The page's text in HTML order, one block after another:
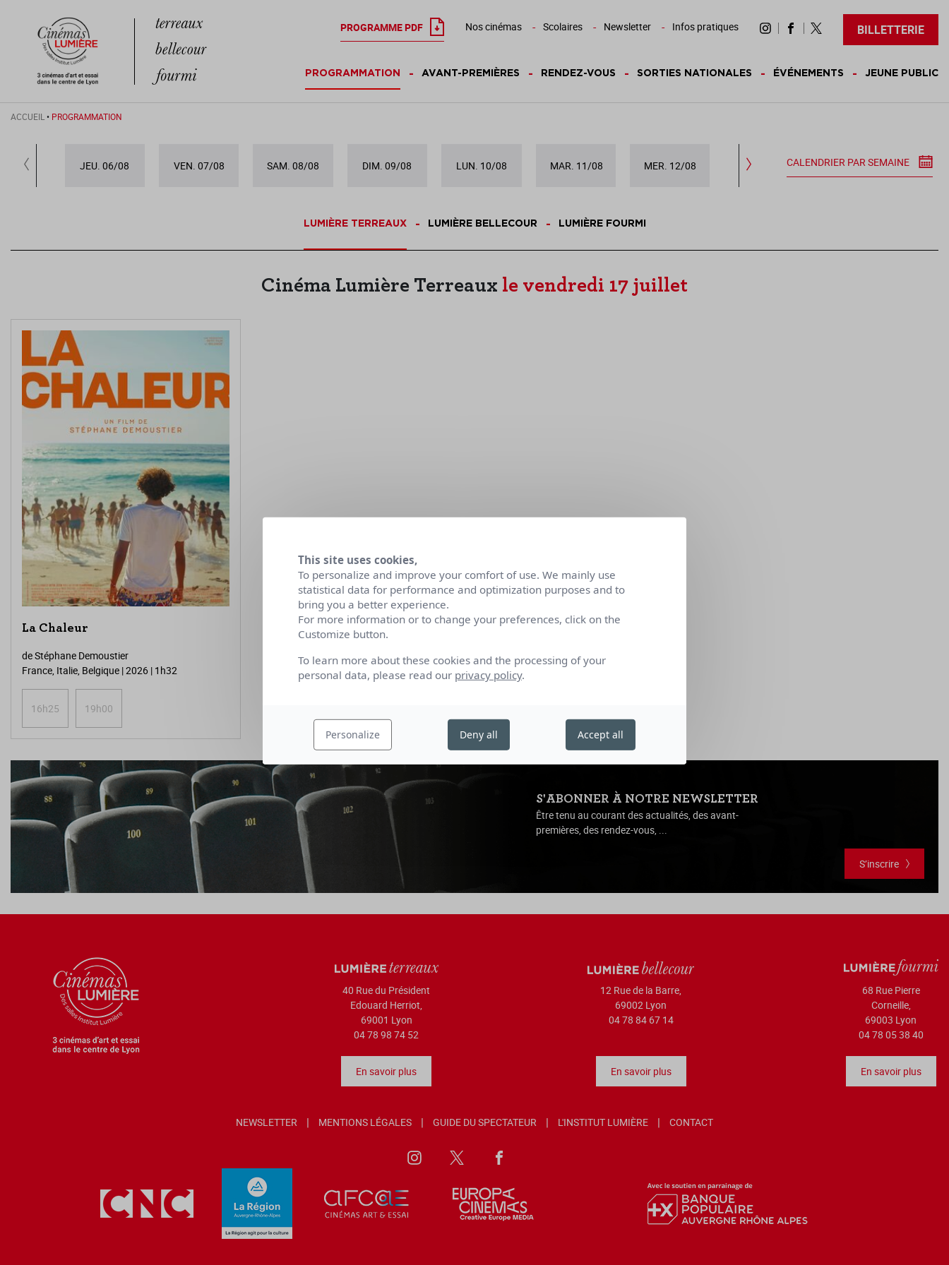
PROGRAMME PDF Nos cinémas Scolaires Newsletter Infos pratiques BILLETTERIE
PROGRAMMATION AVANT-PREMIÈRES RENDEZ-VOUS SORTIES NATIONALES ÉVÉNEMENTS JEUNE PUBLIC
ACCUEIL • PROGRAMMATION
JEU. 06/08 VEN. 07/08 SAM. 08/08 DIM. 09/08 LUN. 10/08 MAR. 11/08 MER. 12/08 JEU. 13/08 VEN. 14/08
CALENDRIER PAR SEMAINE
LUMIÈRE TERREAUX LUMIÈRE BELLECOUR LUMIÈRE FOURMI
Cinéma Lumière Terreaux le vendredi 17 juillet
La Chaleur
de Stéphane Demoustier
France, Italie, Belgique | 2026 | 1h32
16h25 19h00
S'ABONNER À NOTRE NEWSLETTER
Être tenu au courant des actualités, des avant-
premières, des rendez-vous, ...
S’inscrire
40 Rue du Président
Edouard Herriot,
69001 Lyon
04 78 98 74 52
En savoir plus
12 Rue de la Barre,
69002 Lyon
04 78 84 67 14
En savoir plus
68 Rue Pierre
Corneille,
69003 Lyon
04 78 05 38 40
En savoir plus
NEWSLETTER MENTIONS LÉGALES GUIDE DU SPECTATEUR L'INSTITUT LUMIÈRE CONTACT
This site uses cookies,
To personalize and improve your comfort of use. We mainly use
statistical data for performance and optimization purposes and to
bring you a better experience.
For more information or to change your preferences, click on the
Customize button.
To learn more about these cookies and the processing of your
personal data, please read our privacy policy.
Personalize Deny all Accept all